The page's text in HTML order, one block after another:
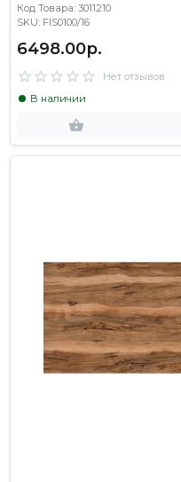
Код Товара: 3011210
SKU: FIS0100/16
6498.00р.
Нет отзывов
В наличии